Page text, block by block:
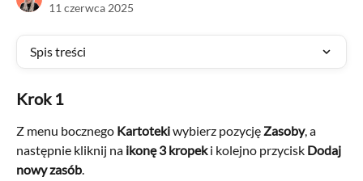
11 czerwca 2025
Spis treści
Krok 1
Z menu bocznego Kartoteki wybierz pozycję Zasoby, a
następnie kliknij na ikonę 3 kropek i kolejno przycisk Dodaj
nowy zasób.